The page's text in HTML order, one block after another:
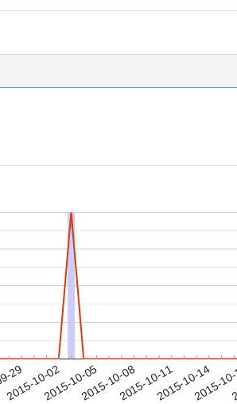
29
2015-10-022015-10-052015-10-082015-10-112015-10-14
2015-